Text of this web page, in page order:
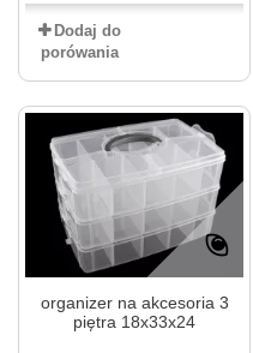
Dodaj do
porówania
organizer na akcesoria 3
piętra 18x33x24